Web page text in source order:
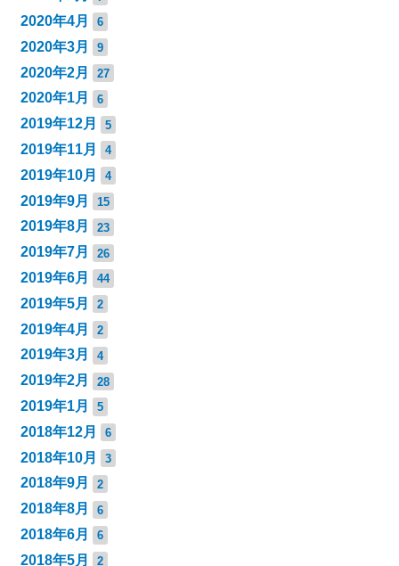
2020年4月 6
2020年3月 9
2020年2月 27
2020年1月 6
2019年12月 5
2019年11月 4
2019年10月 4
2019年9月 15
2019年8月 23
2019年7月 26
2019年6月 44
2019年5月 2
2019年4月 2
2019年3月 4
2019年2月 28
2019年1月 5
2018年12月 6
2018年10月 3
2018年9月 2
2018年8月 6
2018年6月 6
2018年5月 2